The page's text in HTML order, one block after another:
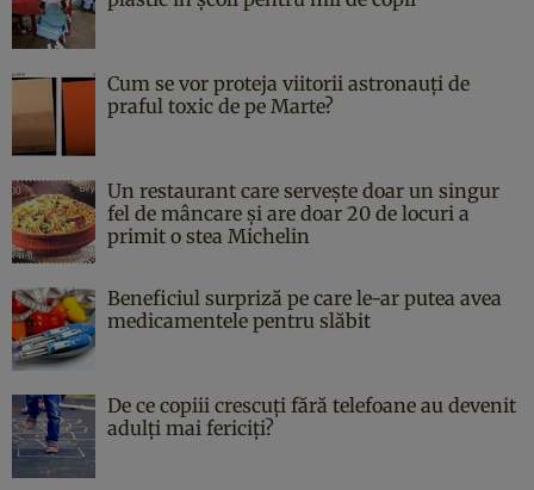
Cum se vor proteja viitorii astronauți de
praful toxic de pe Marte?
Un restaurant care servește doar un singur
fel de mâncare și are doar 20 de locuri a
primit o stea Michelin
Beneficiul surpriză pe care le-ar putea avea
medicamentele pentru slăbit
De ce copiii crescuți fără telefoane au devenit
adulți mai fericiți?